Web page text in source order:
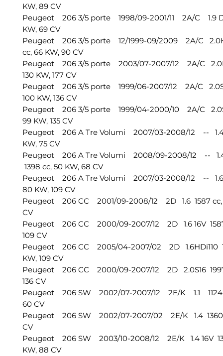
KW, 89 CV
Peugeot 206 3/5 porte 1998/09-2001/11 2A/C 1.9
KW, 69 CV
Peugeot 206 3/5 porte 12/1999-09/2009 2A/C
cc, 66 KW, 90 CV
Peugeot 206 3/5 porte 2003/07-2007/12 2A/C
130 KW, 177 CV
Peugeot 206 3/5 porte 1999/06-2007/12 2A/C
100 KW, 136 CV
Peugeot 206 3/5 porte 1999/04-2000/10 2A/C
99 KW, 135 CV
Peugeot 206 A Tre Volumi 2007/03-2008/12 -- 1.4
KW, 75 CV
Peugeot 206 A Tre Volumi 2008/09-2008/12 --
1398 cc, 50 KW, 68 CV
Peugeot 206 A Tre Volumi 2007/03-2008/12 -- 1.6
80 KW, 109 CV
Peugeot 206 CC 2001/09-2008/12 2D 1.6 1587 cc,
CV
Peugeot 206 CC 2000/09-2007/12 2D 1.6 16V
109 CV
Peugeot 206 CC 2005/04-2007/02 2D 1.6HDi110
KW, 109 CV
Peugeot 206 CC 2000/09-2007/12 2D 2.0S16 1997
136 CV
Peugeot 206 SW 2002/07-2007/12 2E/K 1.1 1124
60 CV
Peugeot 206 SW 2002/07-2007/02 2E/K 1.4 1360
CV
Peugeot 206 SW 2003/10-2008/12 2E/K 1.4 16V
KW, 88 CV